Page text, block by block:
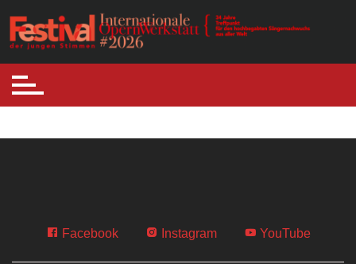
content
Internationale Opernwerkstatt
Festival der jungen Stimmen
Facebook Instagram YouTube